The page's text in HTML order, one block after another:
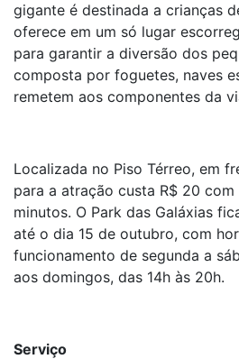
gigante é destinada a crianças
oferece em um só lugar
para garantir a diversão dos
composta por foguetes, naves
remetem aos componentes da
Localizada no Piso Térreo, em
para a atração custa R$ 20
minutos. O Park das Galáxias
até o dia 15 de outubro, com
funcionamento de segunda a
aos domingos, das 14h às 20h.
Serviço